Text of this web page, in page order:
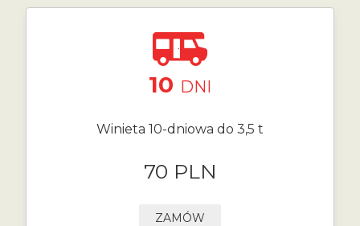
10 DNI
Winieta 10-dniowa do 3,5 t
70 PLN
ZAMÓW